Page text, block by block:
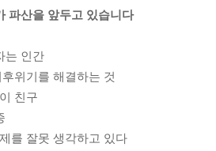
파산을 앞두고 있습니다
는 인간
위기를 해결하는 것
친구
를 잘못 생각하고 있다